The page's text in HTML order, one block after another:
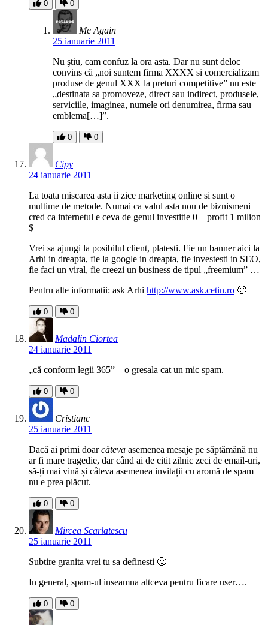
0 0
Me Again
25 ianuarie 2011
Nu ştiu, cam confuz la ora asta. Dar nu sunt deloc
convins că „noi suntem firma XXXX si comercializam
produse de genul XXX la preturi competitive” nu este
„destinata sa promoveze, direct sau indirect, produsele,
serviciile, imaginea, numele ori denumirea, firma sau
emblema[…]”.
0 0
Cipy
24 ianuarie 2011
La toata miscarea asta ii zice marketing online si sunt o
multime de metode. Numai ca valul asta nou de biznismeni
cred ca internetul e ceva de genul investitie 0 – profit 1 milion
$
Vrei sa ajungi la posibilul client, platesti. Fie un banner aici la
Arhi in dreapta, fie la google in dreapta, fie investesti in SEO,
fie faci un viral, fie creezi un business de tipul „freemium” …
Pentru alte informatii: ask Arhi http://www.ask.cetin.ro 🙂
0 0
Madalin Ciortea
24 ianuarie 2011
„că conform legii 365” – o gresala cat un mic spam.
0 0
Cristianc
25 ianuarie 2011
Dacă ai primi doarcâteva asemenea mesaje pe săptămână nu
ar fi mare tragedie, dar când ai de citit zilnic zeci de email-uri,
să-ți mai vină și câteva asemenea invitații cu aromă de spam
nu e prea plăcut.
0 0
Mircea Scarlatescu
25 ianuarie 2011
Subtire granita vrei tu sa definesti 🙂
In general, spam-ul inseamna altceva pentru ficare user….
0 0